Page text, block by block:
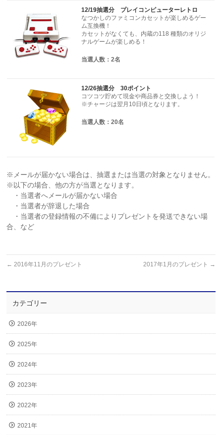
12/19抽選分 プレイコンピューターレトロ
なつかしのファミコンカセットが楽しめるゲー
ム互換機！
カセットがなくても、内蔵の118 種類のオリジ
ナルゲームが楽しめる！
当選人数：2名
12/26抽選分 30ポイント
コツコツ貯めて現金や商品券と交換しよう！
※チャージは翌月10日頃となります。
当選人数：20名
※メールが届かない場合は、抽選または当選の対象となりません。
※以下の場合、他の方が当選となります。
・当選者へメールが届かない場合
・当選者が辞退した場合
・当選者の登録情報の不備によりプレゼントを発送できない場
合、など
← 2016年11月のプレゼント 2017年1月のプレゼント →
カテゴリー
2026年
2025年
2024年
2023年
2022年
2021年